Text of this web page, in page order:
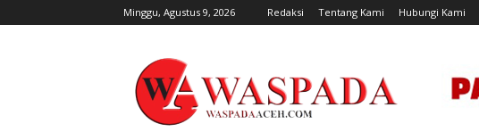
Minggu, Agustus 9, 2026 Redaksi Tentang Kami Hubungi Kami